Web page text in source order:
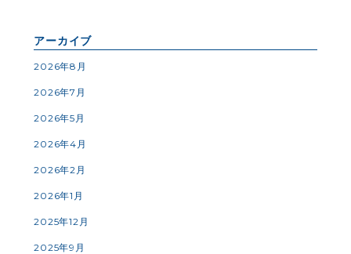
アーカイブ
2026年8月
2026年7月
2026年5月
2026年4月
2026年2月
2026年1月
2025年12月
2025年9月